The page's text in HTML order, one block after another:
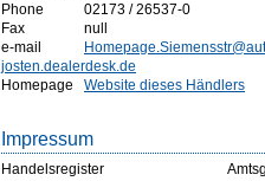
Phone
02173 / 26537-0
Fax
null
e-mail
josten.dealerdesk.de
Homepage
Website dieses Händlers
Impressum
Handelsregister